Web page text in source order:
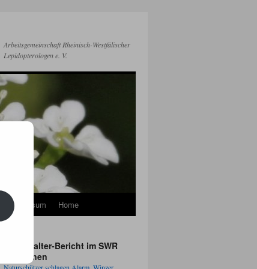
Arbeitsgemeinschaft Rheinisch-Westfälischer
Lepidopterologen e. V.
Impressum Home
Apollofalter-Bericht im SWR
Fernsehen